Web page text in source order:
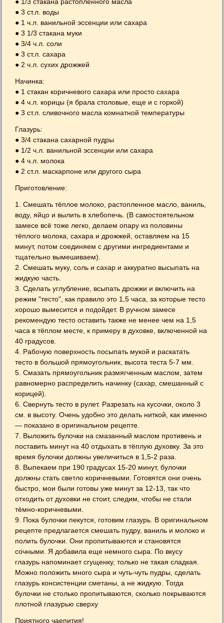
● 3 ст.л. воды
● 1 ч.л. ванильной эссенции или сахара
● 3 1/3 стакана муки
● 3/4 ч.л. соли
● 3 ст.л. сахара
● 2 ч.л. сухих дрожжей
Начинка:
● 1 стакан коричневого сахара или просто сахара
● 4 ч.л. корицы (я брала столовые, еще и с горкой)
● 3 ст.л. сливочного масла комнатной температуры
Глазурь:
● 3/4 стакана сахарной пудры
● 1/2 ч.л. ванильной эссенции или сахара
● 4 ч.л. молока
● 2 ст.л. маскарпоне или другого сыра
Приготовление:
1. Смешать тёплое молоко, растопленное масло, ваниль,
воду, яйцо и вылить в хлебопечь. (В самостоятельном
замесе всё тоже легко, делаем опару из половины
тёплого молока, сахара и дрожжей, оставляем на 15
минут, потом соединяем с другими ингредиентами и
тщательно вымешиваем).
2. Смешать муку, соль и сахар и аккуратно высыпать на
жидкую часть.
3. Сделать углубление, всыпать дрожжи и включить на
режим "тесто", как правило это 1,5 часа, за которые тесто
хорошо вымесится и подойдет. В ручном замесе
рекомендую тесто оставить также не менее чем на 1,5
часа в тёплом месте, к примеру в духовке, включенной на
40 градусов.
4. Рабочую поверхность посыпать мукой и раскатать
тесто в большой прямоугольник, высота теста 5-7 мм.
5. Смазать прямоугольник размягченным маслом, затем
равномерно распределить начинку (сахар, смешанный с
корицей).
6. Свернуть тесто в рулет. Разрезать на кусочки, около 3
см. в высоту. Очень удобно это делать ниткой, как именно
— показано в оригинальном рецепте.
7. Выложить булочки на смазанный маслом противень и
поставить минут на 40 отдыхать в тёплую духовку. За это
время булочки должны увеличиться в 1,5-2 раза.
8. Выпекаем при 190 градусах 15-20 минут, булочки
должны стать светло коричневыми. Готовятся они очень
быстро, мои были готовы уже минут за 12-13, так что
отходить от духовки не стоит, следим, чтобы не стали
тёмно-коричневыми.
9. Пока булочки пекутся, готовим глазурь. В оригинальном
рецепте предлагается смешать пудру, ваниль и молоко и
полить булочки. Они пропитываются и становятся
сочными. Я добавила еще немного сыра. По вкусу
глазурь напоминает сгущенку, только не такая сладкая.
Можно положить много сыра и чуть-чуть пудры, сделать
глазурь консистенции сметаны, а не жидкую. Тогда
булочки не столько пропитываются, сколько покрываются
плотной глазурью сверху
Приятного чаепития!